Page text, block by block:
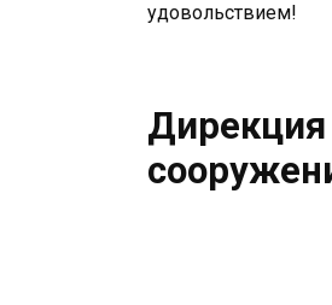
удовольствием!